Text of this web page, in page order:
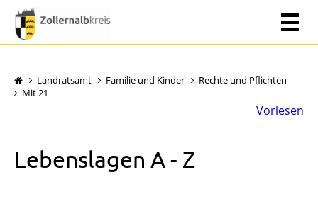
Landratsamt Familie und Kinder
Rechte und Pflichten
Mit 21
Vorlesen
Lebenslagen A - Z